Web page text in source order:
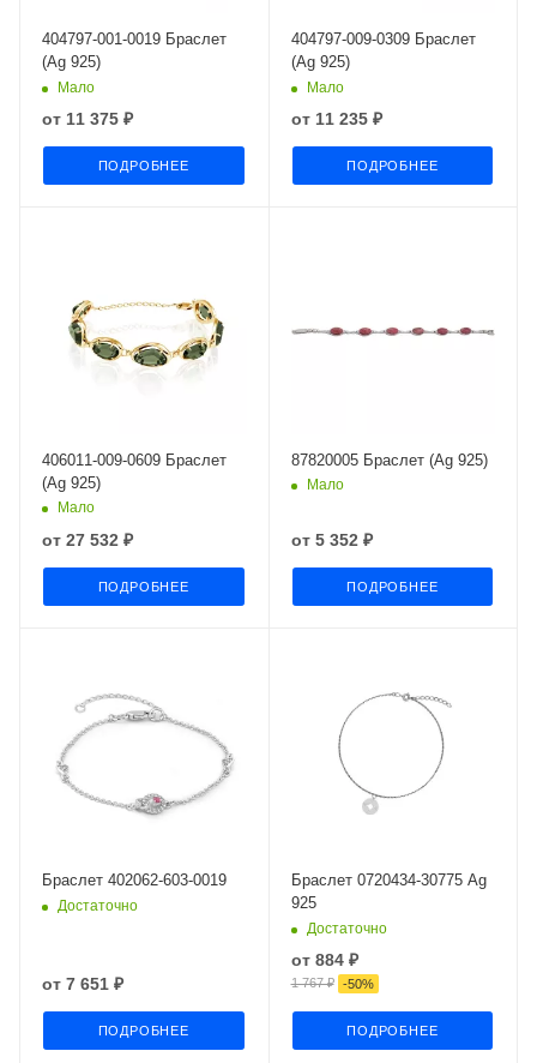
404797-001-0019 Браслет
(Ag 925)
Мало
от 11 375 ₽
ПОДРОБНЕЕ
404797-009-0309 Браслет
(Ag 925)
Мало
от 11 235 ₽
ПОДРОБНЕЕ
406011-009-0609 Браслет
(Ag 925)
Мало
от 27 532 ₽
ПОДРОБНЕЕ
87820005 Браслет (Ag 925)
Мало
от 5 352 ₽
ПОДРОБНЕЕ
Браслет 402062-603-0019
Достаточно
от 7 651 ₽
ПОДРОБНЕЕ
Браслет 0720434-30775 Ag
925
Достаточно
от 884 ₽
1 767 ₽ -50%
ПОДРОБНЕЕ